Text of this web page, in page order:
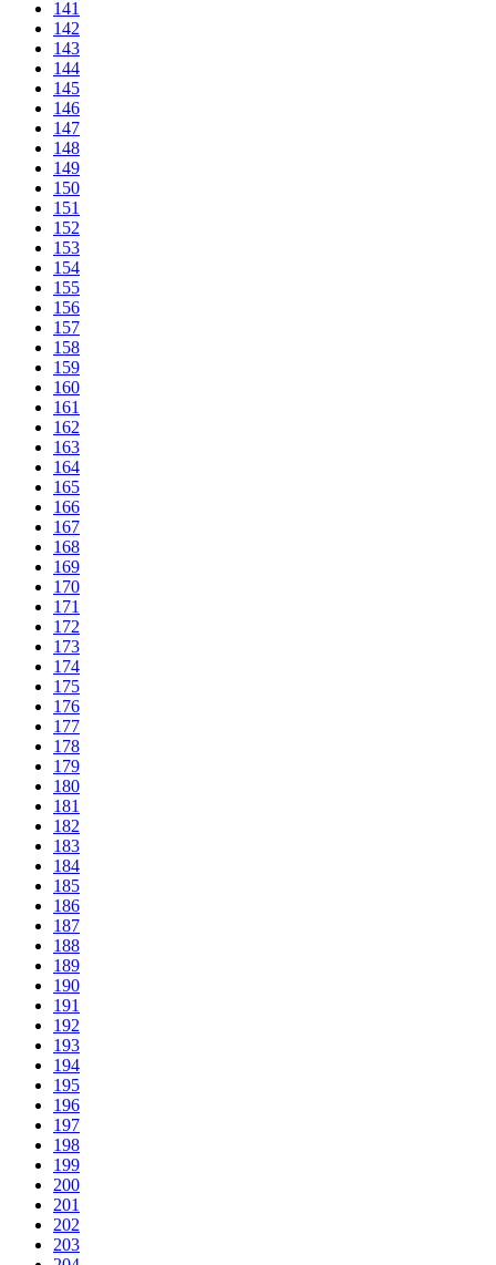
141
142
143
144
145
146
147
148
149
150
151
152
153
154
155
156
157
158
159
160
161
162
163
164
165
166
167
168
169
170
171
172
173
174
175
176
177
178
179
180
181
182
183
184
185
186
187
188
189
190
191
192
193
194
195
196
197
198
199
200
201
202
203